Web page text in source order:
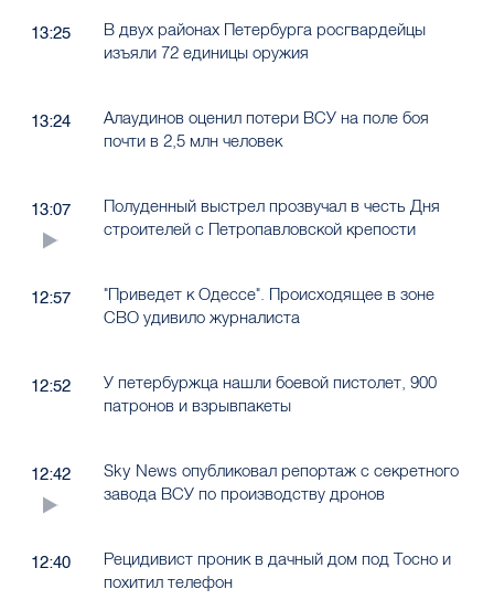
13:25
В двух районах Петербурга росгвардейцы
изъяли 72 единицы оружия
13:24
Алаудинов оценил потери ВСУ на поле боя
почти в 2,5 млн человек
13:07
Полуденный выстрел прозвучал в честь Дня
строителей с Петропавловской крепости
12:57
"Приведет к Одессе". Происходящее в зоне
СВО удивило журналиста
12:52
У петербуржца нашли боевой пистолет, 900
патронов и взрывпакеты
12:42
Sky News опубликовал репортаж с секретного
завода ВСУ по производству дронов
12:40
Рецидивист проник в дачный дом под Тосно и
похитил телефон